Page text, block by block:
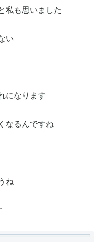
私も思いました
い
になります
なるんですね
ね